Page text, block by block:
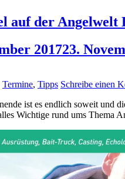
auf der Angelwelt
201723.
Termine, Tipps Schreibe einen
ist es endlich soweit und
Wichtige rund ums Thema